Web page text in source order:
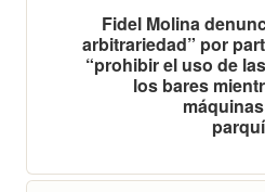
Fidel Molina
arbitrariedad” por
“prohibir el uso de
los bares